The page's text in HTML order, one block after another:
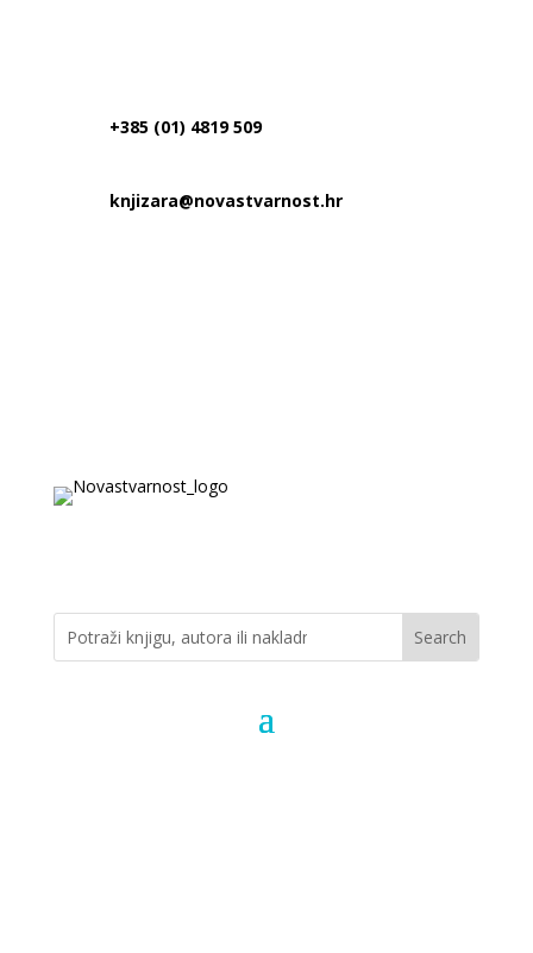
+385 (01) 4819 509
knjizara@novastvarnost.hr